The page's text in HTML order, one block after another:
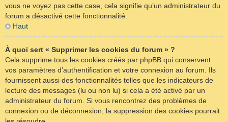
vous ne voyez pas cette case, cela signifie qu’un administrateur du
forum a désactivé cette fonctionnalité.
Haut
À quoi sert « Supprimer les cookies du forum » ?
Cela supprime tous les cookies créés par phpBB qui conservent
vos paramètres d’authentification et votre connexion au forum. Ils
fournissent aussi des fonctionnalités telles que les indicateurs de
lecture des messages (lu ou non lu) si cela a été activé par un
administrateur du forum. Si vous rencontrez des problèmes de
connexion ou de déconnexion, la suppression des cookies pourrait